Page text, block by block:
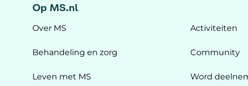
Op MS.nl
Over MS
Behandeling en zorg
Leven met MS
Activiteiten
Community
Word